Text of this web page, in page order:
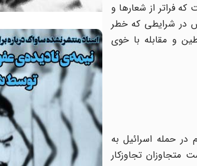
فراتر از شعارها و
در شرایطی که خطر
و مقابله با خوی
حمله اسرائیل به
دست متجاوزان تجاوزکار